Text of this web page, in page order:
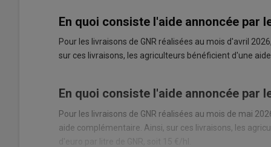
En quoi consiste l'aide annoncée par
Pour les livraisons de GNR réalisées au mois d'avril
sur ces livraisons, les agriculteurs bénéficient d'une
En quoi consiste l'aide annoncée par
Pour les livraisons de GNR réalisées au mois de mai
aide complémentaire. Ainsi, sur ces livraisons, les
d'euro par litre de GNR, soit 15 €/hl.